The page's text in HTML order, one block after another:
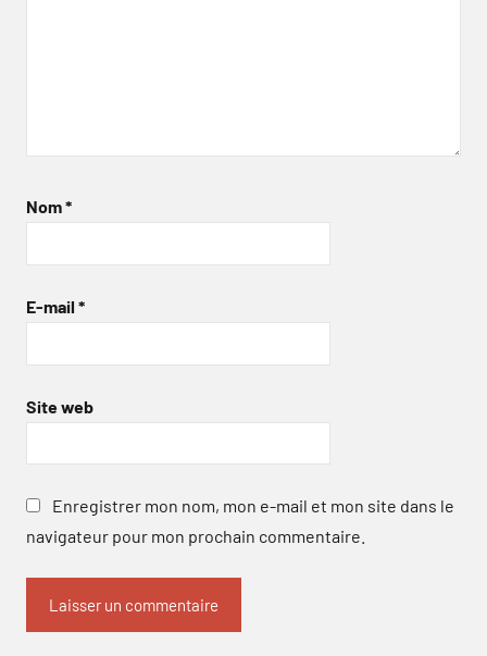
Nom*
E-mail *
Site web
Enregistrer mon nom, mon e-mail et mon site dans le
navigateur pour mon prochain commentaire.